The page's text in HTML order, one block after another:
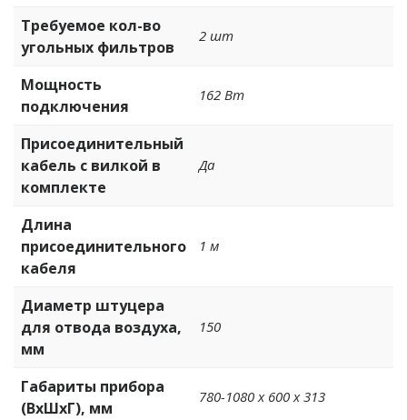
Требуемое кол-во
угольных фильтров
2 шт
Мощность
подключения
162 Вт
Присоединительный
кабель с вилкой в
комплекте
Да
Длина
присоединительного
кабеля
1 м
Диаметр штуцера
для отвода воздуха,
мм
150
Габариты прибора
(ВхШхГ), мм
780-1080 х 600 х 313